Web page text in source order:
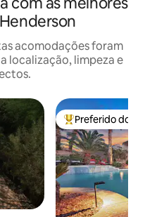
acomodações foram
localização, limpeza e
Entre os
Preferido dos